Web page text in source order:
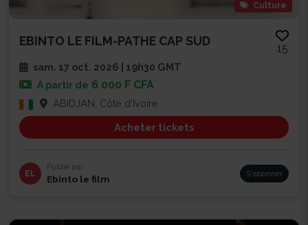
Culture
EBINTO LE FILM-PATHE CAP SUD
15
sam. 17 oct. 2026 | 19h30 GMT
À partir de 6 000 F CFA
ABIDJAN, Côte d'Ivoire
Acheter tickets
EL
Publié par
Ebinto le film S'abonner